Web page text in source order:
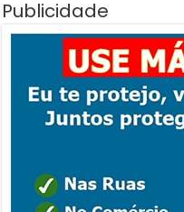
Publicidade